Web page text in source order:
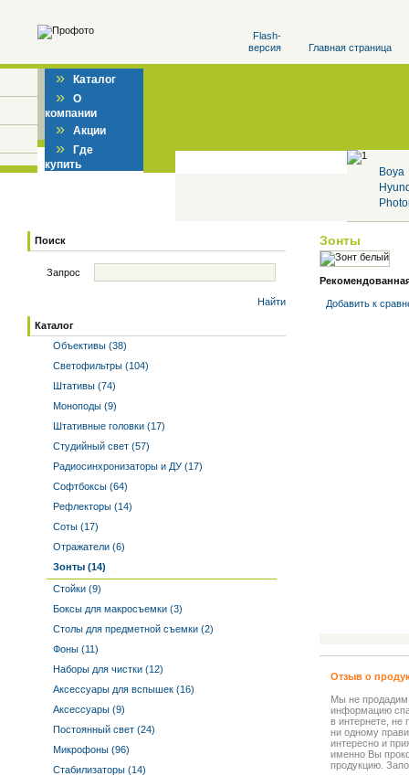
Flash-
версия
Главная страница
» Каталог
» О
компании
» Акции
» Где
купить
Boya
Поиск
Запрос
Найти
Каталог
Объективы (38)
Светофильтры (104)
Штативы (74)
Моноподы (9)
Штативные головки (17)
Студийный свет (57)
Радиосинхронизаторы и ДУ (17)
Софтбоксы (64)
Рефлекторы (14)
Соты (17)
Отражатели (6)
Зонты (14)
Стойки (9)
Боксы для макросъемки (3)
Столы для предметной съемки (2)
Фоны (11)
Наборы для чистки (12)
Аксессуары для вспышек (16)
Аксессуары (9)
Постоянный свет (24)
Микрофоны (96)
Стабилизаторы (14)
Зонты
Добавить к
Отзыв о
Мы не
информацию
в интернете, не
ни одному
интересно и
именно Вы
продукцию.